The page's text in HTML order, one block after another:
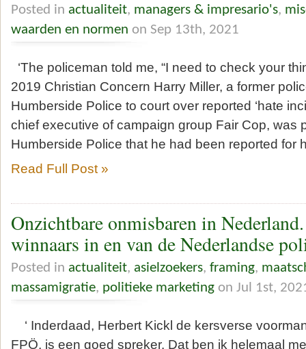
Posted in actualiteit, managers & impresario's,
waarden en normen on Sep 13th, 2021
‘The policeman told me, “I need to check your
2019 Christian Concern Harry Miller, a former
Humberside Police to court over reported ‘hate
chief executive of campaign group Fair Cop, was
Humberside Police that he had been reported for
Read Full Post »
Onzichtbare onmisbaren in
winnaars in en van de Nederlandse
Posted in actualiteit, asielzoekers, framing,
massamigratie, politieke marketing on Jul 1st,
‘ Inderdaad, Herbert Kickl de kersverse
FPÖ, is een goed spreker. Dat ben ik helemaal